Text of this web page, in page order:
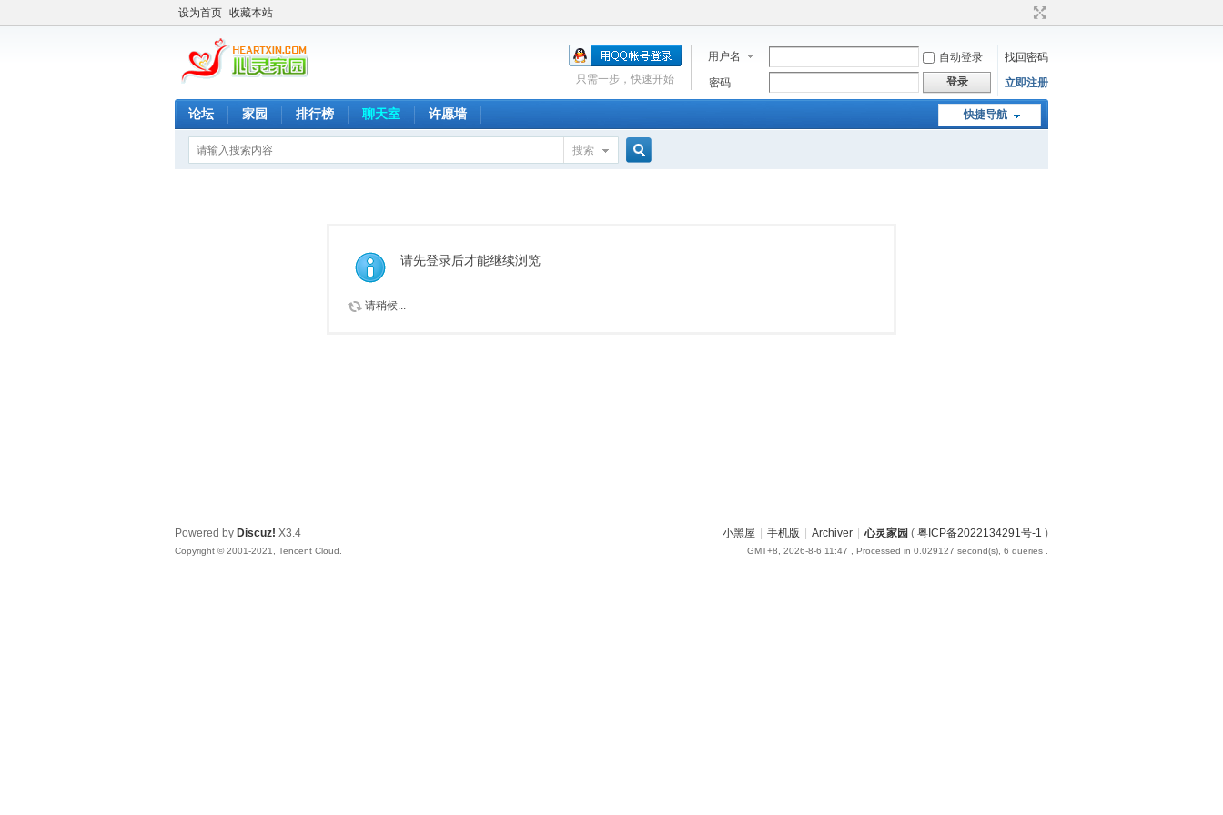
设为首页 收藏本站
用户名 自动登录
找回密码
密码
登录 立即注册
只需一步，快速开始
快捷导航
论坛 家园 排行榜 聊天室 许愿墙
搜索
请先登录后才能继续浏览
请稍候...
小黑屋 手机版 Archiver 心灵家园 ( 粤ICP备2022134291号-1 )
GMT+8, 2026-8-6 11:47 , Processed in 0.029127 second(s), 6 queries .
Powered by Discuz! X3.4
Copyright © 2001-2021, Tencent Cloud.